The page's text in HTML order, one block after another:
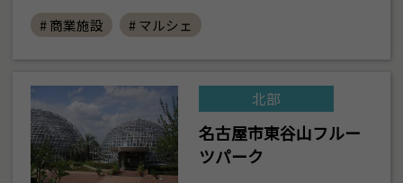
# 商業施設 # マルシェ
北部
名古屋市東谷山フルー
ツパーク